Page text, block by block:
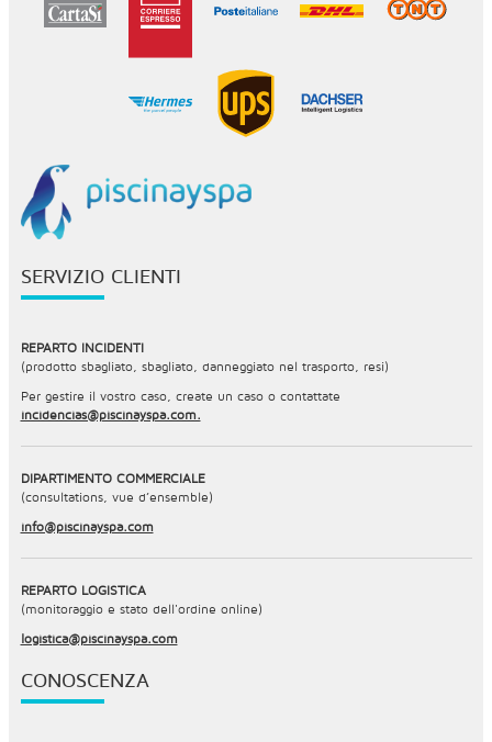
SERVIZIO CLIENTI
REPARTO INCIDENTI
(prodotto sbagliato, sbagliato, danneggiato nel trasporto, resi)
Per gestire il vostro caso, create un caso o contattate
incidencias@piscinayspa.com.
DIPARTIMENTO COMMERCIALE
(consultations, vue d’ensemble)
info@piscinayspa.com
REPARTO LOGISTICA
(monitoraggio e stato dell'ordine online)
logistica@piscinayspa.com
CONOSCENZA